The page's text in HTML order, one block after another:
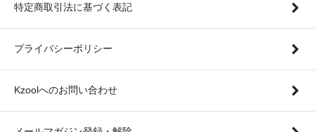
特定商取引法に基づく表記
プライバシーポリシー
Kzoolへのお問い合わせ